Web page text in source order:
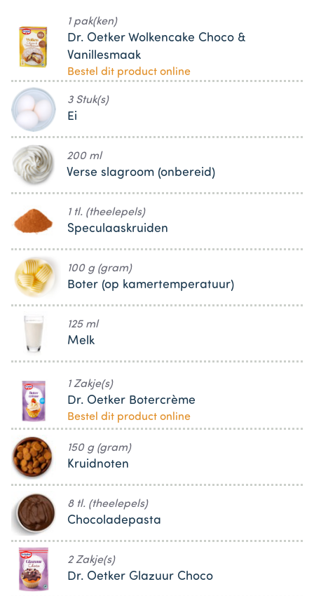
1 pak(ken)
Dr. Oetker Wolkencake Choco &
Vanillesmaak
Bestel dit product online
3 Stuk(s)
Ei
200 ml
Verse slagroom (onbereid)
1 tl. (theelepels)
Speculaaskruiden
100 g (gram)
Boter (op kamertemperatuur)
125 ml
Melk
1 Zakje(s)
Dr. Oetker Botercrème
Bestel dit product online
150 g (gram)
Kruidnoten
8 tl. (theelepels)
Chocoladepasta
2 Zakje(s)
Dr. Oetker Glazuur Choco